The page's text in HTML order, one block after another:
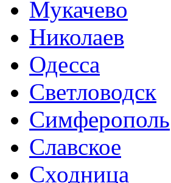
Мукачево
Николаев
Одесса
Светловодск
Симферополь
Славское
Сходница